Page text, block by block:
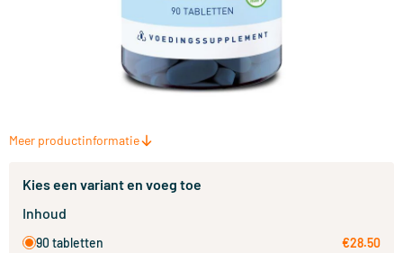
Meer productinformatie
Kies een variant en voeg toe
Inhoud
90 tabletten
€28.50